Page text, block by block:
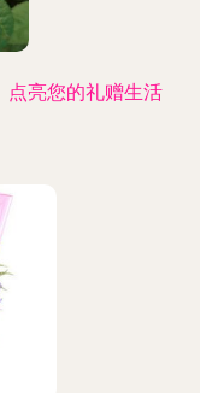
点亮您的礼赠生活